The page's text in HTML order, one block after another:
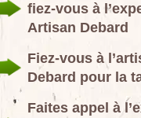
fiez-vous à
Artisan Debard
Fiez-vous à
Debard pour la
Faites appel à